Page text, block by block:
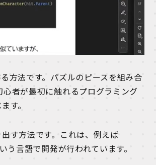
方法です。パズルのピースを組み合
者が最初に触れるプログラミング
す。
す方法です。これは、例えば
言語で開発が行われています。